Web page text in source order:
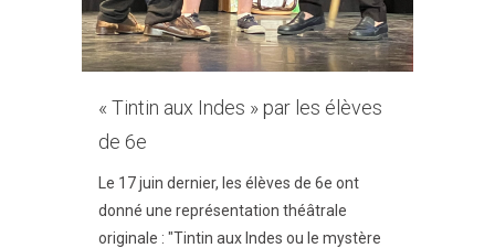
« Tintin aux Indes » par les élèves
de 6e
Le 17 juin dernier, les élèves de 6e ont
donné une représentation théâtrale
originale : "Tintin aux Indes ou le mystère